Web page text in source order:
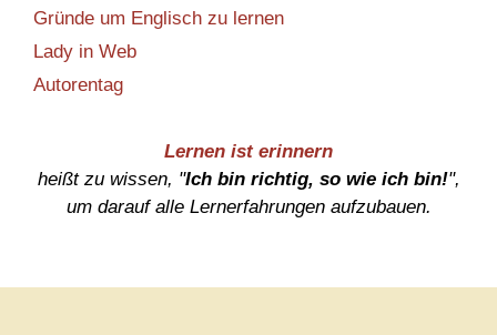
Gründe um Englisch zu lernen
Lady in Web
Autorentag
Lernen ist erinnern
heißt zu wissen, "Ich bin richtig, so wie ich bin!",
um darauf alle Lernerfahrungen aufzubauen.